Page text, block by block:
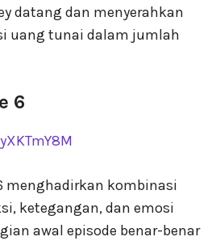
datang dan menyerahkan
uang tunai dalam jumlah
6
menghadirkan kombinasi
ketegangan, dan emosi
awal episode benar-benar